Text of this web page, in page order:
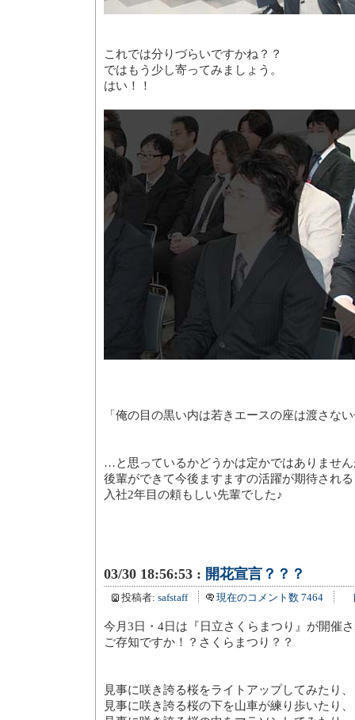
これでは分りづらいですかね？？
ではもう少し寄ってみましょう。
はい！！
「俺の目の黒い内は若きエースの座は渡さな
…と思っているかどうかは定かではありませ
後輩ができて今後ますますの活躍が期待される
入社2年目の頼もしい先輩でした♪
03/30 18:56:53 : 開花宣言？？？
投稿者: safstaff 現在のコメント数 7464
今月3日・4日は『日立さくらまつり』が開催
ご存知ですか！？さくらまつり？？
見事に咲き誇る桜をライトアップしてみたり、
見事に咲き誇る桜の下を山車が練り歩いたり、